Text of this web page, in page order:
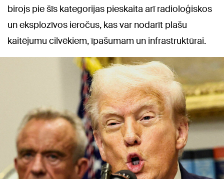
birojs pie šīs kategorijas pieskaita arī radioloģiskos
un eksplozīvos ieročus, kas var nodarīt plašu
kaitējumu cilvēkiem, īpašumam un infrastruktūrai.